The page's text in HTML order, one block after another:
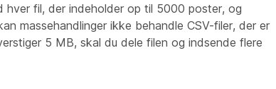
hver fil, der indeholder op til 5000 poster, og
massehandlinger ikke behandle CSV-filer, der er
5 MB, skal du dele filen og indsende flere